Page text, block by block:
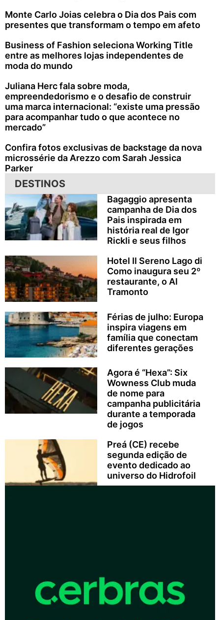
Monte Carlo Joias celebra o Dia dos Pais com
presentes que transformam o tempo em afeto
Business of Fashion seleciona Working Title
entre as melhores lojas independentes de
moda do mundo
Juliana Herc fala sobre moda,
empreendedorismo e o desafio de construir
uma marca internacional: “existe uma pressão
para acompanhar tudo o que acontece no
mercado”
Confira fotos exclusivas de backstage da nova
microssérie da Arezzo com Sarah Jessica
Parker
DESTINOS
Bagaggio apresenta
campanha de Dia dos
Pais inspirada em
história real de Igor
Rickli e seus filhos
Hotel Il Sereno Lago di
Como inaugura seu 2º
restaurante, o Al
Tramonto
Férias de julho: Europa
inspira viagens em
família que conectam
diferentes gerações
Agora é “Hexa”: Six
Wowness Club muda
de nome para
campanha publicitária
durante a temporada
de jogos
Preá (CE) recebe
segunda edição de
evento dedicado ao
universo do Hidrofoil